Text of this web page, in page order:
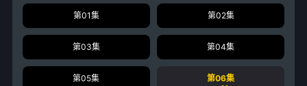
第01集 第02集
第03集 第04集
第05集 第06集